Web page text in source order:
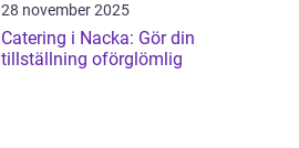
28 november 2025
Catering i Nacka: Gör din
tillställning oförglömlig